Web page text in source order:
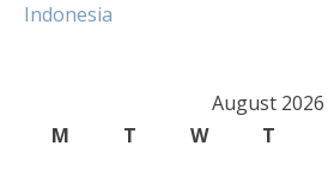
Indonesia
August 2026
M
T W T